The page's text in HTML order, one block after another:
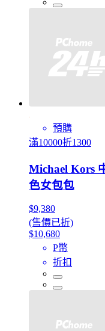
預購
滿10000折1300
Michael Kors
色女包包
$9,380
(售價已折)
$10,680
P幣
折扣